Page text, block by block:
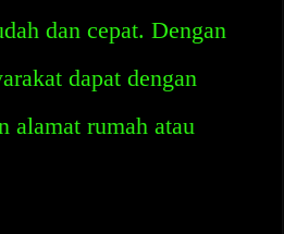
dan cepat. Dengan
dapat dengan
alamat rumah atau